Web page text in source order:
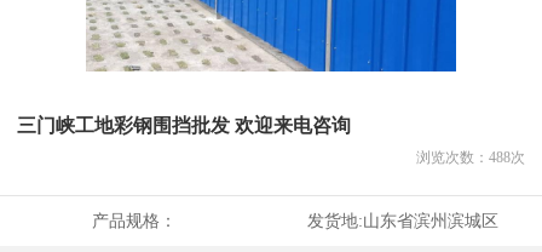
三门峡工地彩钢围挡批发 欢迎来电咨询
浏览次数： 488次
产品规格： 发货地:山东省滨州滨城区